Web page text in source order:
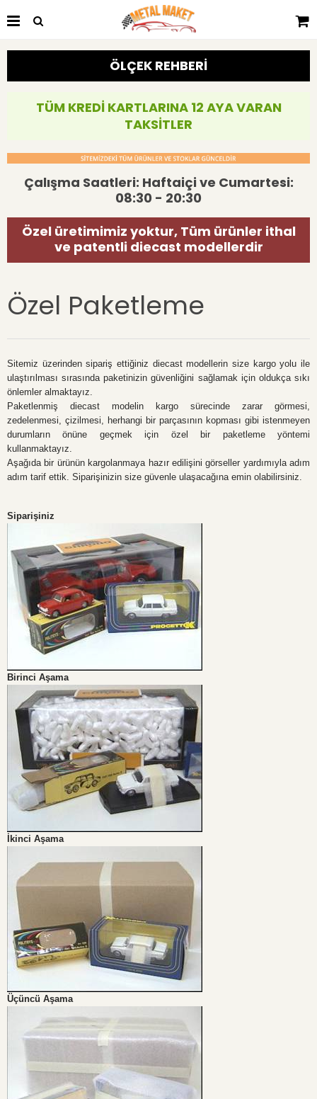
ÖLÇEK REHBERİ
TÜM KREDİ KARTLARINA 12 AYA VARAN
TAKSİTLER
Çalışma Saatleri: Haftaiçi ve Cumartesi:
08:30 - 20:30
Özel üretimimiz yoktur, Tüm ürünler ithal
ve patentli diecast modellerdir
Özel Paketleme
Sitemiz üzerinden sipariş ettiğiniz diecast modellerin size kargo yolu ile
ulaştırılması sırasında paketinizin güvenliğini sağlamak için oldukça sıkı
önlemler almaktayız.
Paketlenmiş diecast modelin kargo sürecinde zarar görmesi,
zedelenmesi, çizilmesi, herhangi bir parçasının kopması gibi istenmeyen
durumların önüne geçmek için özel bir paketleme yöntemi
kullanmaktayız.
Aşağıda bir ürünün kargolanmaya hazır edilişini görseller yardımıyla adım
adım tarif ettik. Siparişinizin size güvenle ulaşacağına emin olabilirsiniz.
Siparişiniz
Birinci Aşama
İkinci Aşama
Üçüncü Aşama